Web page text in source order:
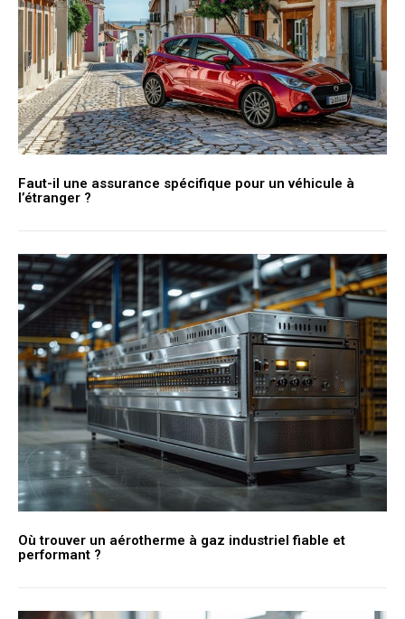
Faut-il une assurance spécifique pour un véhicule à
l’étranger ?
Où trouver un aérotherme à gaz industriel fiable et
performant ?